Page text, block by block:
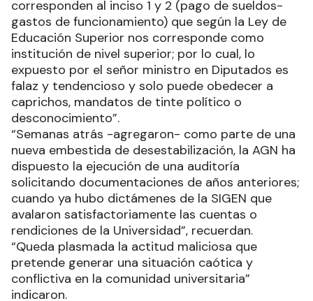
corresponden al inciso 1 y 2 (pago de sueldos-
gastos de funcionamiento) que según la Ley de
Educación Superior nos corresponde como
institución de nivel superior; por lo cual, lo
expuesto por el señor ministro en Diputados es
falaz y tendencioso y solo puede obedecer a
caprichos, mandatos de tinte político o
desconocimiento”.
“Semanas atrás -agregaron- como parte de una
nueva embestida de desestabilización, la AGN ha
dispuesto la ejecución de una auditoría
solicitando documentaciones de años anteriores;
cuando ya hubo dictámenes de la SIGEN que
avalaron satisfactoriamente las cuentas o
rendiciones de la Universidad”, recuerdan.
“Queda plasmada la actitud maliciosa que
pretende generar una situación caótica y
conflictiva en la comunidad universitaria”
indicaron.